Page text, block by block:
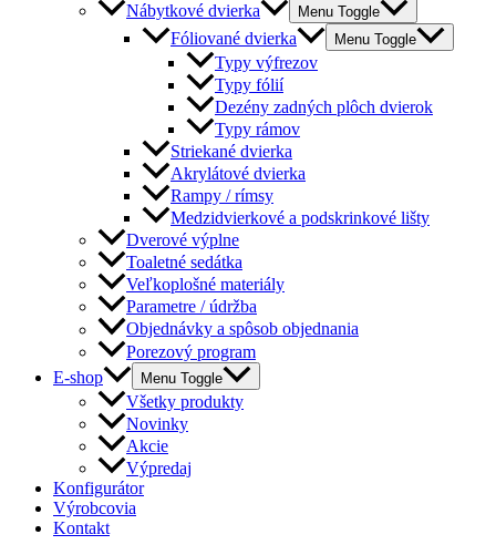
Nábytkové dvierka Menu Toggle
Fóliované dvierka Menu Toggle
Typy výfrezov
Typy fólií
Dezény zadných plôch dvierok
Typy rámov
Striekané dvierka
Akrylátové dvierka
Rampy / rímsy
Medzidvierkové a podskrinkové lišty
Dverové výplne
Toaletné sedátka
Veľkoplošné materiály
Parametre / údržba
Objednávky a spôsob objednania
Porezový program
E-shop
Menu Toggle
Všetky produkty
Novinky
Akcie
Výpredaj
Konfigurátor
Výrobcovia
Kontakt